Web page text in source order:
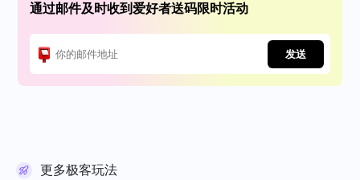
通过邮件及时收到爱好者送码限时活动
发送
更多极客玩法